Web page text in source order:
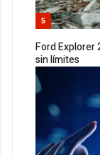
5
Ford Explorer
sin límites